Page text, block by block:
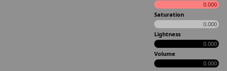
0.000
Saturation
0.000
Lightness
0.000
Volume
0.000